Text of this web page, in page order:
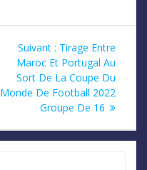
Suivant : Article
suivant
Tirage Entre
Maroc Et Portugal Au
Sort De La Coupe Du
Monde De Football 2022
Groupe De 16